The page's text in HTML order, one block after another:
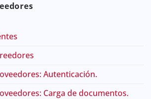
Autenticación.
Carga de documentos.